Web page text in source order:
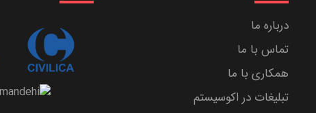
درباره ما
تماس با ما
همکاری با ما
تبلیغات در اکوسیستم